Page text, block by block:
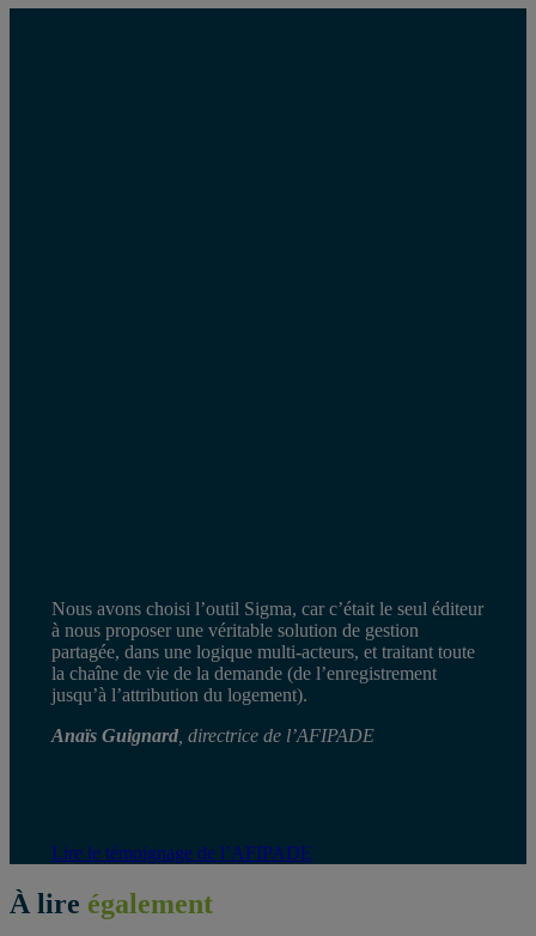
Nous avons choisi l’outil Sigma, car c’était le seul éditeur
à nous proposer une véritable solution de gestion
partagée, dans une logique multi-acteurs, et traitant toute
la chaîne de vie de la demande (de l’enregistrement
jusqu’à l’attribution du logement).
Anaïs Guignard, directrice de l’AFIPADE
Lire le témoignage de l’AFIPADE
À lire également